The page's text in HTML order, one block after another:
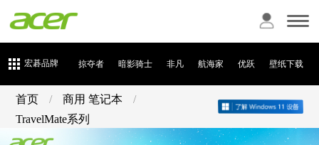
宏碁品牌 掠夺者 暗影骑士 非凡 航海家 优跃 壁纸下载
首页 / 商用 笔记本
/
TravelMate系列